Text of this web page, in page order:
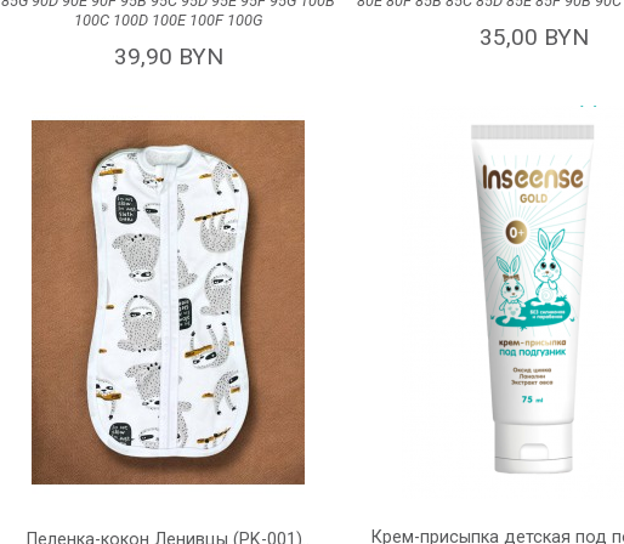
100С 100D 100E 100F 100G
39,90 BYN
35,00 BYN
Пеленка-кокон Ленивцы (PK-001).. Крем-присыпка детская под